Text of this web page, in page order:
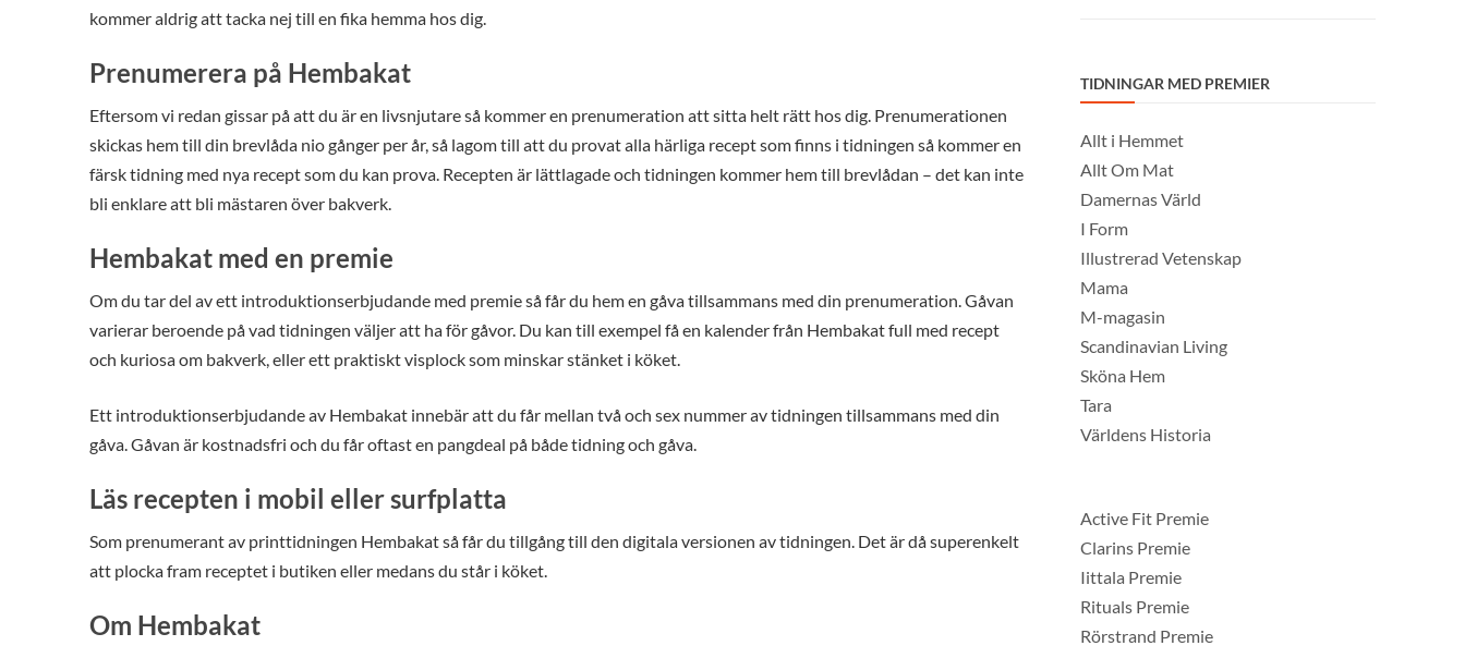
kommer aldrig att tacka nej till en fika hemma hos dig.
Prenumerera på Hembakat
Eftersom vi redan gissar på att du är en livsnjutare så kommer en prenumeration att sitta helt rätt hos dig. Prenumerationen
skickas hem till din brevlåda nio gånger per år, så lagom till att du provat alla härliga recept som finns i tidningen så kommer en
färsk tidning med nya recept som du kan prova. Recepten är lättlagade och tidningen kommer hem till brevlådan – det kan inte
bli enklare att bli mästaren över bakverk.
Hembakat med en premie
Om du tar del av ett introduktionserbjudande med premie så får du hem en gåva tillsammans med din prenumeration. Gåvan
varierar beroende på vad tidningen väljer att ha för gåvor. Du kan till exempel få en kalender från Hembakat full med recept
och kuriosa om bakverk, eller ett praktiskt visplock som minskar stänket i köket.
Ett introduktionserbjudande av Hembakat innebär att du får mellan två och sex nummer av tidningen tillsammans med din
gåva. Gåvan är kostnadsfri och du får oftast en pangdeal på både tidning och gåva.
Läs recepten i mobil eller surfplatta
Som prenumerant av printtidningen Hembakat så får du tillgång till den digitala versionen av tidningen. Det är då superenkelt
att plocka fram receptet i butiken eller medans du står i köket.
Om Hembakat
TIDNINGAR MED PREMIER
Allt i Hemmet
Allt Om Mat
Damernas Värld
I Form
Illustrerad Vetenskap
Mama
M-magasin
Scandinavian Living
Sköna Hem
Tara
Världens Historia
Active Fit Premie
Clarins Premie
Iittala Premie
Rituals Premie
Rörstrand Premie